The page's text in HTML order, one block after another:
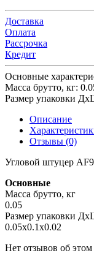
Доставка
Оплата
Рассрочка
Кредит
Основные
Масса брутто, кг:
Размер упаковки
Описание
Отзывы (0)
Угловой штуцер
Основные
Масса брутто, кг
0.05
Размер упаковки
0.05x0.1x0.02
Нет отзывов об этом